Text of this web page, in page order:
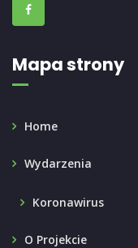
Mapa strony
Home
Wydarzenia
Koronawirus
O Projekcie